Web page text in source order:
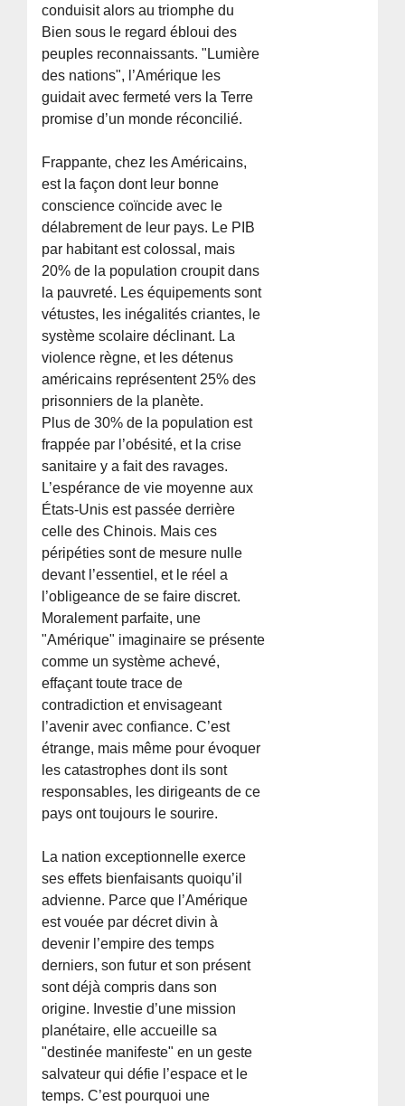
conduisit alors au triomphe du
Bien sous le regard ébloui des
peuples reconnaissants. "Lumière
des nations", l’Amérique les
guidait avec fermeté vers la Terre
promise d’un monde réconcilié.
Frappante, chez les Américains,
est la façon dont leur bonne
conscience coïncide avec le
délabrement de leur pays. Le PIB
par habitant est colossal, mais
20% de la population croupit dans
la pauvreté. Les équipements sont
vétustes, les inégalités criantes, le
système scolaire déclinant. La
violence règne, et les détenus
américains représentent 25% des
prisonniers de la planète.
Plus de 30% de la population est
frappée par l’obésité, et la crise
sanitaire y a fait des ravages.
L’espérance de vie moyenne aux
États-Unis est passée derrière
celle des Chinois. Mais ces
péripéties sont de mesure nulle
devant l’essentiel, et le réel a
l’obligeance de se faire discret.
Moralement parfaite, une
"Amérique" imaginaire se présente
comme un système achevé,
effaçant toute trace de
contradiction et envisageant
l’avenir avec confiance. C’est
étrange, mais même pour évoquer
les catastrophes dont ils sont
responsables, les dirigeants de ce
pays ont toujours le sourire.
La nation exceptionnelle exerce
ses effets bienfaisants quoiqu’il
advienne. Parce que l’Amérique
est vouée par décret divin à
devenir l’empire des temps
derniers, son futur et son présent
sont déjà compris dans son
origine. Investie d’une mission
planétaire, elle accueille sa
"destinée manifeste" en un geste
salvateur qui défie l’espace et le
temps. C’est pourquoi une